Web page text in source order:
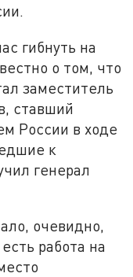
гибнуть на
о том, что
заместитель
ставший
России в ходе
к
генерал
очевидно,
работа на